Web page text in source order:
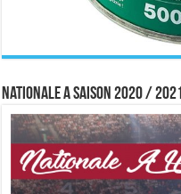
Nationale A saison 2020 / 2021